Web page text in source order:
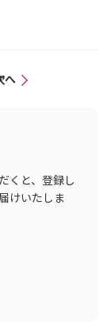
へ
くと、登録し
けいたしま